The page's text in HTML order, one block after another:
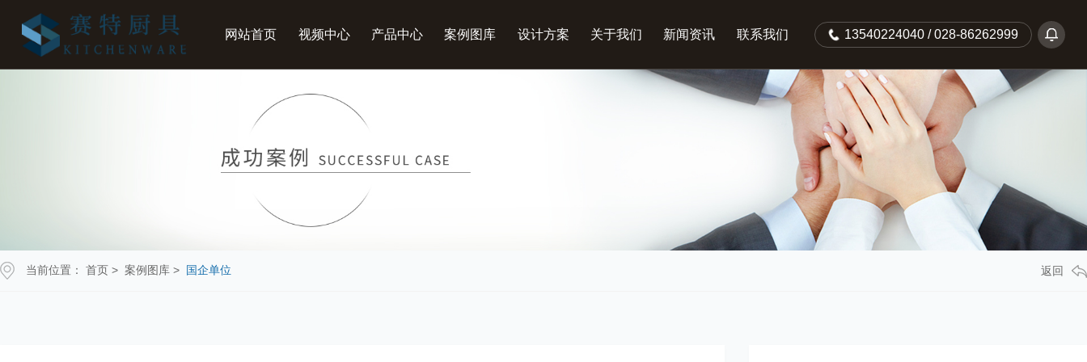
网站首页 视频中心 产品中心 案例图库 设计方案 关于我们 新闻资讯 联系我们 13540224040 / 028-86262999
当前位置： 首页 > 案例图库 > 国企单位 返回